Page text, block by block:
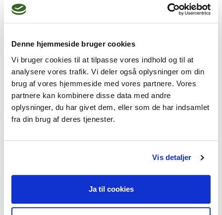
Denne hjemmeside bruger cookies
Vi bruger cookies til at tilpasse vores indhold og til at
analysere vores trafik. Vi deler også oplysninger om din
brug af vores hjemmeside med vores partnere. Vores
partnere kan kombinere disse data med andre
oplysninger, du har givet dem, eller som de har indsamlet
fra din brug af deres tjenester.
Vis detaljer
Ja til cookies
misbrug. Derefter er der flere muligheder for
behandling. Man kan få medicinsk behandling
det også være nødvendigt med en indlæggelse
Er du i tvivl om, hvilken behandlingsmulighed der
ville være god for dig, kan du altid søge egen
læge. Der er også flere rådgivningsmuligheder til
rådighed, både for dig sommisbrugerog for
pårørende.
Psykoterapi er en vigtig del af behandlingen af